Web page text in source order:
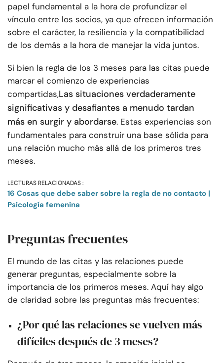
papel fundamental a la hora de profundizar el
vínculo entre los socios, ya que ofrecen información
sobre el carácter, la resiliencia y la compatibilidad
de los demás a la hora de manejar la vida juntos.
Si bien la regla de los 3 meses para las citas puede
marcar el comienzo de experiencias
compartidas,Las situaciones verdaderamente
significativas y desafiantes a menudo tardan
más en surgir y abordarse. Estas experiencias son
fundamentales para construir una base sólida para
una relación mucho más allá de los primeros tres
meses.
LECTURAS RELACIONADAS :
16 Cosas que debe saber sobre la regla de no contacto |
Psicología femenina
Preguntas frecuentes
El mundo de las citas y las relaciones puede
generar preguntas, especialmente sobre la
importancia de los primeros meses. Aquí hay algo
de claridad sobre las preguntas más frecuentes:
¿Por qué las relaciones se vuelven más
difíciles después de 3 meses?